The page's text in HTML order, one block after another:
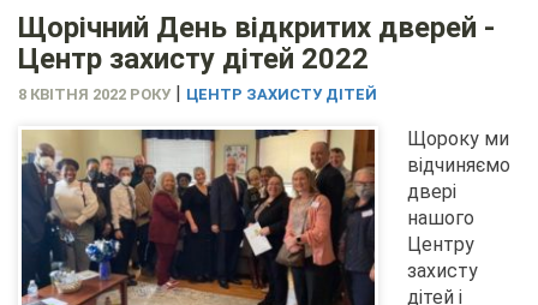
Щорічний День відкритих дверей -
Центр захисту дітей 2022
8 КВІТНЯ 2022 РОКУ | ЦЕНТР ЗАХИСТУ ДІТЕЙ
Щороку ми
відчиняємо
двері
нашого
Центру
захисту
дітей і